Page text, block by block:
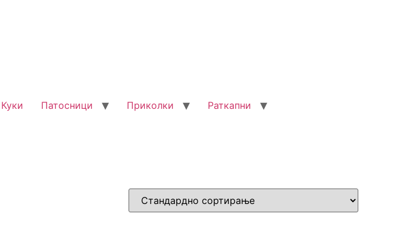
Куки Патосници Приколки Раткапни